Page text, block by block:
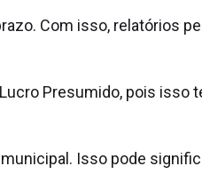
Com isso, relatórios
Presumido, pois
Isso pode